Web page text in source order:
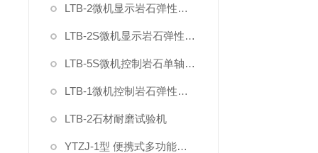
LTB-2微机显示岩石弹性变形模量泊松比试验装置
LTB-2S微机显示岩石弹性变形模量泊松比试验机
LTB-5S微机控制岩石单轴抗压强度试验机
LTB-1微机控制岩石弹性模量试验机
LTB-2石材耐磨试验机
YTZJ-1型 便携式多功能岩石直剪仪